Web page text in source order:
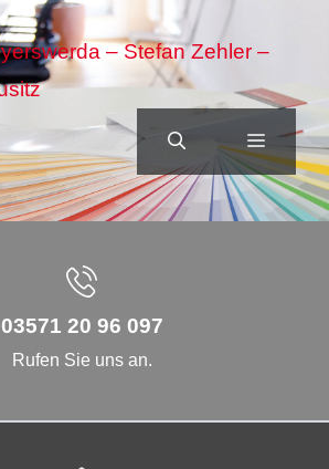
MENÜ
03571 20 96 097
Rufen Sie uns an.